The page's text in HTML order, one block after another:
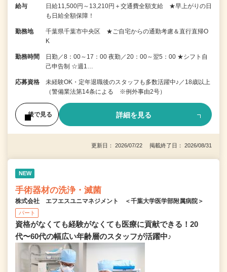
給与
日給11,500円～13,210円＋交通費全額支給 ★早上がりの日
も日給全額保障！
勤務地
千葉県千葉市中央区 ★ご自宅からの通勤考慮＆直行直帰O
K
勤務時間
日勤／8：00～17：00 夜勤／20：00～翌5：00 ★シフト自
己申告制 ☆週1…
応募資格
未経験OK・定年退職後のスタッフも多数活躍中♪／18歳以上
（警備業法第14条による ※例外事由2号）
後で見る 詳細を見る
更新日： 2026/07/22 掲載終了日： 2026/08/31
NEW
手術器材の洗浄・滅菌
株式会社 エフエスユニマネジメント ＜千葉大学医学部附属病院＞
パート
資格がなくても経験がなくても医療に貢献できる！20
代〜60代の幅広い年齢層のスタッフが活躍中♪